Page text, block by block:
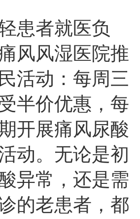
患者就医负
风风湿医院推
活动：每周三
半价优惠，每
开展痛风尿酸
动。无论是初
异常，还是需
的老患者，都